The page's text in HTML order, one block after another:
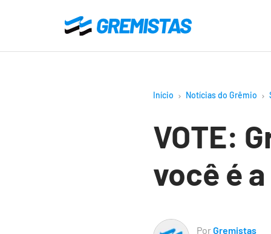
o
Gremistas
Início Notícias do Grêmio
VOTE:
você é
PorGremistas